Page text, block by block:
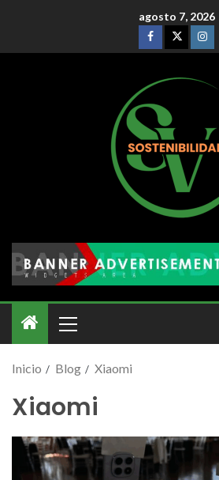
agosto 7, 2026
Inicio Blog Xiaomi
Xiaomi